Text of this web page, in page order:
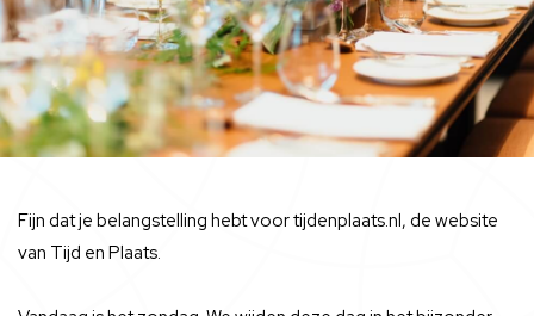
Fijn dat je belangstelling hebt voor tijdenplaats.nl, de website
van Tijd en Plaats.